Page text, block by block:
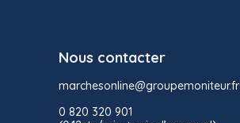
Nous contacter
marchesonline@groupemoniteur.fr
0 820 320 901